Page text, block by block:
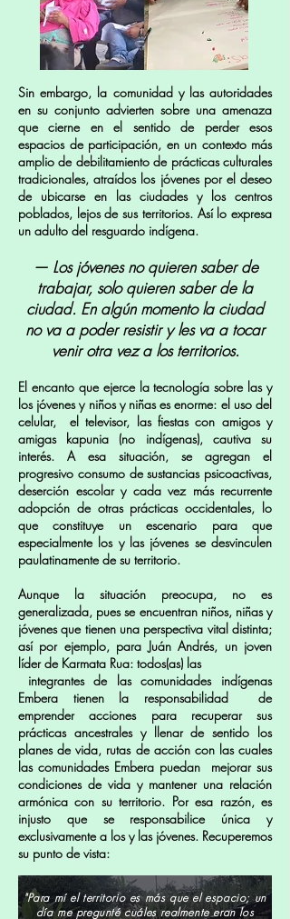
Sin embargo, la comunidad y las autoridades
en su conjunto advierten sobre una amenaza
que cierne en el sentido de perder esos
espacios de participación, en un contexto más
amplio de debilitamiento de prácticas culturales
tradicionales, atraídos los jóvenes por el deseo
de ubicarse en las ciudades y los centros
poblados, lejos de sus territorios. Así lo expresa
un adulto del resguardo indígena.
— Los jóvenes no quieren saber de
trabajar, solo quieren saber de la
ciudad. En algún momento la ciudad
no va a poder resistir y les va a tocar
venir otra vez a los territorios.
El encanto que ejerce la tecnología sobre las y
los jóvenes y niños y niñas es enorme: el uso del
celular, el televisor, las fiestas con amigos y
amigas kapunia (no indígenas), cautiva su
interés. A esa situación, se agregan el
progresivo consumo de sustancias psicoactivas,
deserción escolar y cada vez más recurrente
adopción de otras prácticas occidentales, lo
que constituye un escenario para que
especialmente los y las jóvenes se desvinculen
paulatinamente de su territorio.
Aunque la situación preocupa, no es
generalizada, pues se encuentran niños, niñas y
jóvenes que tienen una perspectiva vital distinta;
así por ejemplo, para Juán Andrés, un joven
líder de Karmata Rua: todos(as) las
integrantes de las comunidades indígenas
Embera tienen la responsabilidad de
emprender acciones para recuperar sus
prácticas ancestrales y llenar de sentido los
planes de vida, rutas de acción con las cuales
las comunidades Embera puedan mejorar sus
condiciones de vida y mantener una relación
armónica con su territorio. Por esa razón, es
injusto que se responsabilice única y
exclusivamente a los y las jóvenes. Recuperemos
su punto de vista:
"Para mí el territorio es más que el espacio; un
día me pregunté cuáles realmente eran los